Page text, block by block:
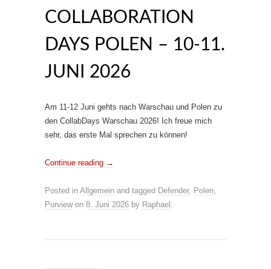
COLLABORATION
DAYS POLEN – 10-11.
JUNI 2026
Am 11-12 Juni gehts nach Warschau und Polen zu
den CollabDays Warschau 2026! Ich freue mich
sehr, das erste Mal sprechen zu können!
Continue reading →
Posted in Allgemein and tagged Defender, Polen,
Purviewon 8. Juni 2026 by Raphael .